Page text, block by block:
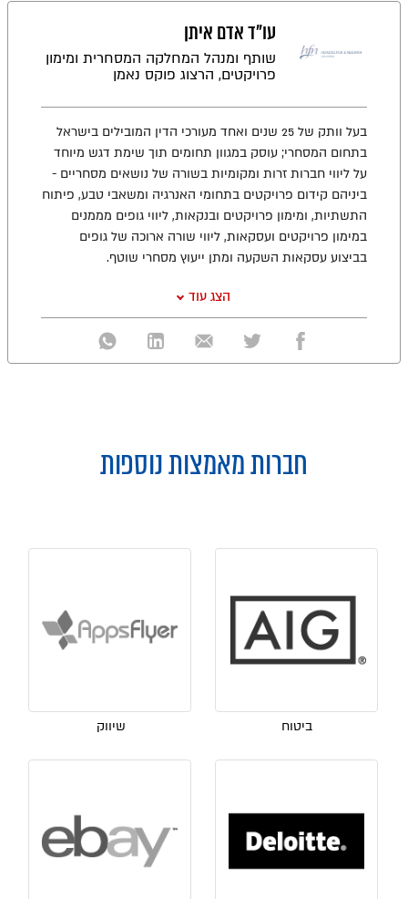
עו"ד אדם איתן
שותף ומנהל המחלקה המסחרית ומימון
פרויקטים, הרצוג פוקס נאמן
בעל וותק של 25 שנים ואחד מעורכי הדין המובילים בישראל
בתחום המסחרי; עוסק במגוון תחומים תוך שימת דגש מיוחד
על ליווי חברות זרות ומקומיות בשורה של נושאים מסחריים -
ביניהם קידום פרויקטים בתחומי האנרגיה ומשאבי טבע, פיתוח
התשתיות, ומימון פרויקטים ובנקאות, ליווי גופים מממנים
במימון פרויקטים ועסקאות, ליווי שורה ארוכה של גופים
בביצוע עסקאות השקעה ומתן ייעוץ מסחרי שוטף.
הצג עוד
חברות מאמצות נוספות
ביטוח שיווק